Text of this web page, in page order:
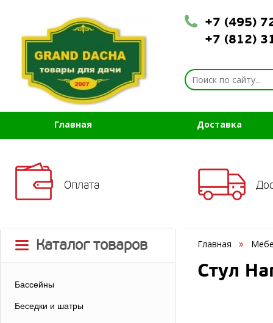
+7 (495)
+7 (812)
Главная Доставка
Оплата
Каталог товаров
Бассейны
Беседки и шатры
Главная
Стул